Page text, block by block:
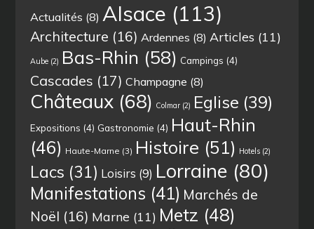
Actualités (8) Alsace (113)
Architecture (16) Ardennes (8) Articles (11)
Aube (2) Bas-Rhin (58) Campings (4)
Cascades (17) Champagne (8)
Châteaux (68) Colmar (2) Eglise (39)
Expositions (4) Gastronomie (4) Haut-Rhin
(46) Haute-Marne (3) Histoire (51) Hotels (2)
Lacs (31) Loisirs (9) Lorraine (80)
Manifestations (41) Marchés de
Noël (16) Marne (11) Metz (48)